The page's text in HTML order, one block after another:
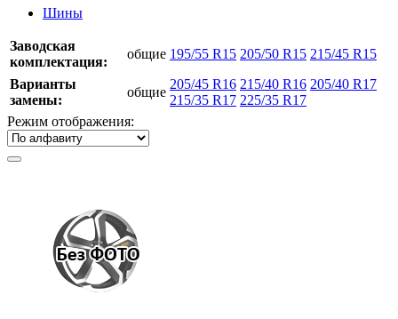
Шины
Заводская
комплектация:
общие 195/55 R15 205/50 R15 215/45 R15
Варианты
замены:
общие
205/45 R16 215/40 R16 205/40 R17
215/35 R17 225/35 R17
Режим отображения: